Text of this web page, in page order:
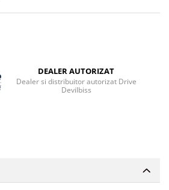
DEALER AUTORIZAT
Dealer si distribuitor autorizat Drive
Devilbiss